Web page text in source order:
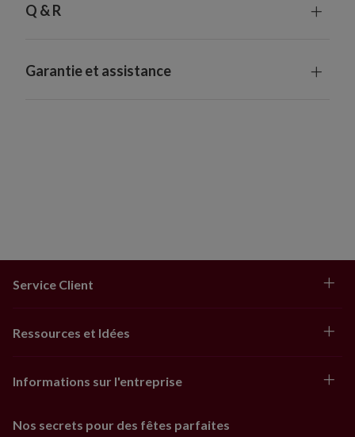
Q & R
Garantie et assistance
Service Client
Ressources et Idées
Informations sur l'entreprise
Nos secrets pour des fêtes parfaites